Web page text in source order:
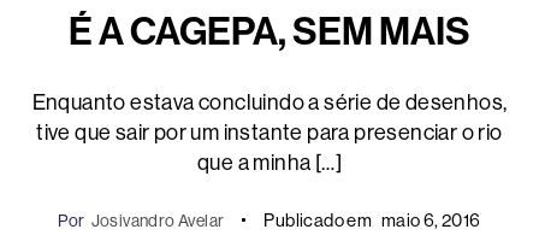
É A CAGEPA, SEM MAIS
Enquanto estava concluindo a série de desenhos,
tive que sair por um instante para presenciar o rio
que a minha […]
Por Josivandro Avelar Publicado em maio 6, 2016